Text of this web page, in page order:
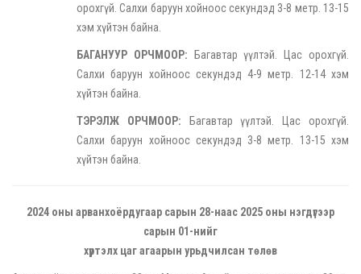
орохгүй. Салхи баруун хойноос секундэд 3-8 метр. 13-15
хэм хүйтэн байна.
БАГАНУУР ОРЧМООР: Багавтар үүлтэй. Цас орохгүй.
Салхи баруун хойноос секундэд 4-9 метр. 12-14 хэм
хүйтэн байна.
ТЭРЭЛЖ ОРЧМООР: Багавтар үүлтэй. Цас орохгүй.
Салхи баруун хойноос секундэд 3-8 метр. 13-15 хэм
хүйтэн байна.
2024 оны арванхоёрдугаар сарын 28-наас 2025 оны нэгдүгээр
сарын 01-нийг
хүртэлх цаг агаарын урьдчилсан төлөв